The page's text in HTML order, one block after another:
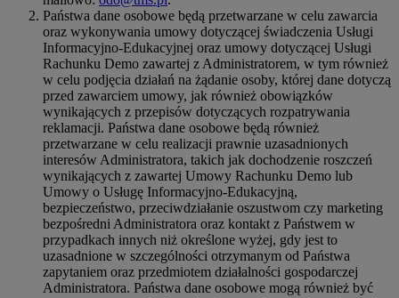
Państwa dane osobowe będą przetwarzane w celu zawarcia
oraz wykonywania umowy dotyczącej świadczenia Usługi
Informacyjno-Edukacyjnej oraz umowy dotyczącej Usługi
Rachunku Demo zawartej z Administratorem, w tym również
w celu podjęcia działań na żądanie osoby, której dane dotyczą
przed zawarciem umowy, jak również obowiązków
wynikających z przepisów dotyczących rozpatrywania
reklamacji. Państwa dane osobowe będą również
przetwarzane w celu realizacji prawnie uzasadnionych
interesów Administratora, takich jak dochodzenie roszczeń
wynikających z zawartej Umowy Rachunku Demo lub
Umowy o Usługę Informacyjno-Edukacyjną,
bezpieczeństwo, przeciwdziałanie oszustwom czy marketing
bezpośredni Administratora oraz kontakt z Państwem w
przypadkach innych niż określone wyżej, gdy jest to
uzasadnione w szczególności otrzymanym od Państwa
zapytaniem oraz przedmiotem działalności gospodarczej
Administratora. Państwa dane osobowe mogą również być